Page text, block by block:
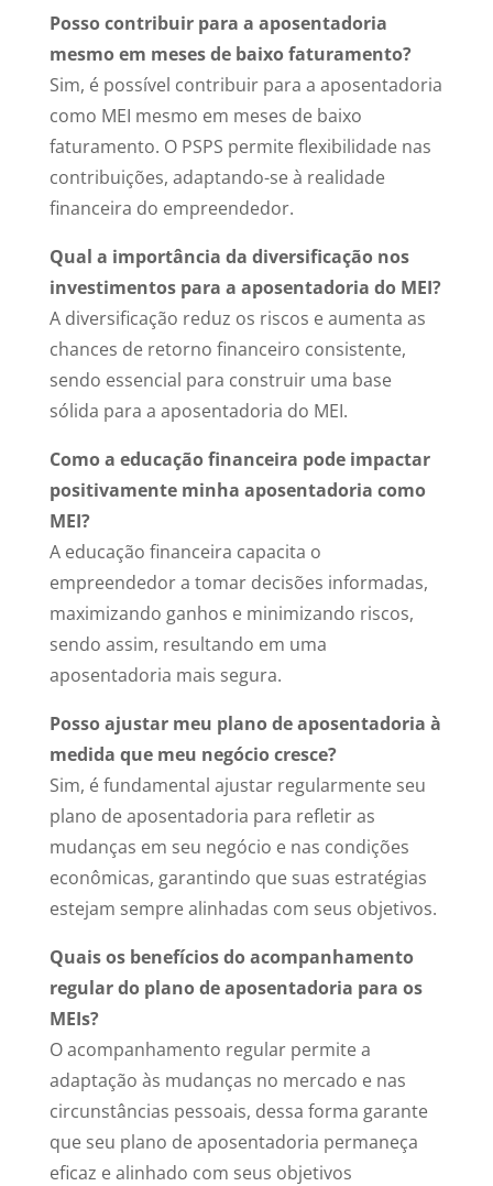
Posso contribuir para a aposentadoria
mesmo em meses de baixo faturamento?
Sim, é possível contribuir para a aposentadoria
como MEI mesmo em meses de baixo
faturamento. O PSPS permite flexibilidade nas
contribuições, adaptando-se à realidade
financeira do empreendedor.
Qual a importância da diversificação nos
investimentos para a aposentadoria do MEI?
A diversificação reduz os riscos e aumenta as
chances de retorno financeiro consistente,
sendo essencial para construir uma base
sólida para a aposentadoria do MEI.
Como a educação financeira pode impactar
positivamente minha aposentadoria como
MEI?
A educação financeira capacita o
empreendedor a tomar decisões informadas,
maximizando ganhos e minimizando riscos,
sendo assim, resultando em uma
aposentadoria mais segura.
Posso ajustar meu plano de aposentadoria à
medida que meu negócio cresce?
Sim, é fundamental ajustar regularmente seu
plano de aposentadoria para refletir as
mudanças em seu negócio e nas condições
econômicas, garantindo que suas estratégias
estejam sempre alinhadas com seus objetivos.
Quais os benefícios do acompanhamento
regular do plano de aposentadoria para os
MEIs?
O acompanhamento regular permite a
adaptação às mudanças no mercado e nas
circunstâncias pessoais, dessa forma garante
que seu plano de aposentadoria permaneça
eficaz e alinhado com seus objetivos